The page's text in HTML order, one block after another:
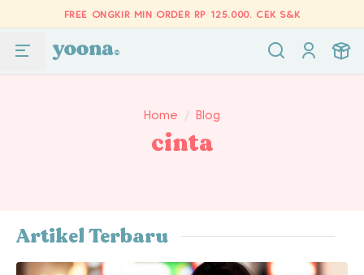
FREE ONGKIR MIN ORDER RP 125.000. CEK S&K
Home / Blog
cinta
Artikel Terbaru